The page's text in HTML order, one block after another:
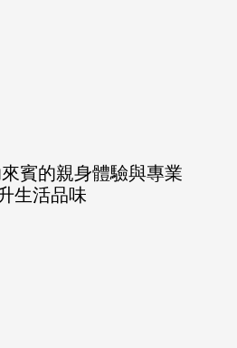
賓的親身體驗與專業
生活品味